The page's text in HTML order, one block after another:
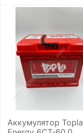
Аккумулятор Topla